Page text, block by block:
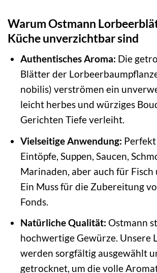
Warum Ostmann
Küche unverzichtbar sind
Authentisches Aroma: Die
Blätter der
nobilis) verströmen ein
leicht herbes und würziges
Gerichten Tiefe verleiht.
Vielseitige Anwendung:
Eintöpfe, Suppen, Saucen,
Marinaden, aber auch für Fisch
Ein Muss für die Zubereitung
Fonds.
Natürliche Qualität: Ostmann
hochwertige Gewürze. Unsere
werden sorgfältig ausgewählt
getrocknet, um die volle